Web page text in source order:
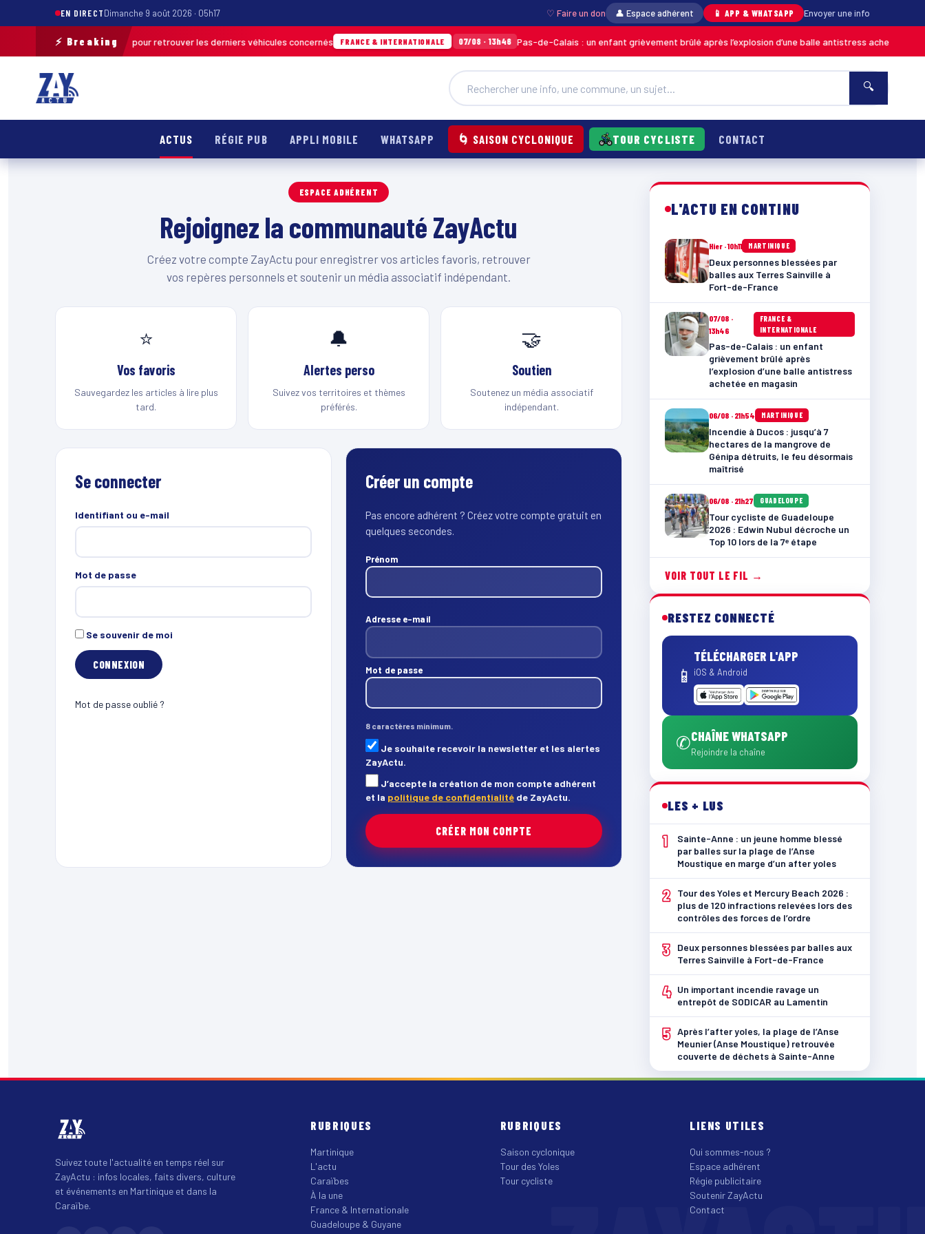
EN DIRECTDimanche 9 août 2026 · 05h17 ♡ Faire un don 👤 Espace adhérent 📱 APP & WHATSAPP Envoyer une info
⚡ Breaking
une opération de terrain pour retrouver les derniers véhicules concernés FRANCE & INTERNATIONALE 07/08 · 13h46 Pas-de-Calais : un enfant grièvement brûlé après l’explosion d’une balle antistress achetée en
🔍
ACTUS RÉGIE PUB APPLI MOBILE WHATSAPP 🌀 SAISON CYCLONIQUE TOUR CYCLISTE CONTACT
ESPACE ADHÉRENT
Rejoignez la communauté ZayActu
Créez votre compte ZayActu pour enregistrer vos articles favoris, retrouver
vos repères personnels et soutenir un média associatif indépendant.
⭐
Vos favoris
Sauvegardez les articles à lire plus
tard.
🔔
Alertes perso
Suivez vos territoires et thèmes
préférés.
🤝
Soutien
Soutenez un média associatif
indépendant.
Se connecter
Identifiant ou e-mail
Mot de passe
Se souvenir de moi
Mot de passe oublié ?
Créer un compte
Pas encore adhérent ? Créez votre compte gratuit en
quelques secondes.
Prénom
Adresse e-mail
Mot de passe
8 caractères minimum.
Je souhaite recevoir la newsletter et les alertes
ZayActu.
J’accepte la création de mon compte adhérent
et la politique de confidentialité de ZayActu.
CRÉER MON COMPTE
L'ACTU EN CONTINU
Hier · 10h11 MARTINIQUE
Deux personnes blessées par
balles aux Terres Sainville à
Fort-de-France
07/08 ·
13h46
FRANCE &
INTERNATIONALE
Pas-de-Calais : un enfant
grièvement brûlé après
l’explosion d’une balle antistress
achetée en magasin
06/08 · 21h54 MARTINIQUE
Incendie à Ducos : jusqu’à 7
hectares de la mangrove de
Génipa détruits, le feu désormais
maîtrisé
06/08 · 21h27 GUADELOUPE
Tour cycliste de Guadeloupe
2026 : Edwin Nubul décroche un
Top 10 lors de la 7ᵉ étape
VOIR TOUT LE FIL →
RESTEZ CONNECTÉ
📱
TÉLÉCHARGER L'APP
iOS & Android
✆CHAÎNE WHATSAPP
Rejoindre la chaîne
LES + LUS
1
Sainte-Anne : un jeune homme blessé
par balles sur la plage de l’Anse
Moustique en marge d’un after yoles
2
Tour des Yoles et Mercury Beach 2026 :
plus de 120 infractions relevées lors des
contrôles des forces de l’ordre
3
Deux personnes blessées par balles aux
Terres Sainville à Fort-de-France
4 Un important incendie ravage un
entrepôt de SODICAR au Lamentin
5 Après l’after yoles, la plage de l’Anse
Meunier (Anse Moustique) retrouvée
couverte de déchets à Sainte-Anne
Suivez toute l'actualité en temps réel sur
ZayActu : infos locales, faits divers, culture
et événements en Martinique et dans la
Caraïbe.
RUBRIQUES
Martinique
L'actu
Caraïbes
À la une
France & Internationale
Guadeloupe & Guyane
RUBRIQUES
Saison cyclonique
Tour des Yoles
Tour cycliste
LIENS UTILES
Qui sommes-nous ?
Espace adhérent
Régie publicitaire
Soutenir ZayActu
Contact